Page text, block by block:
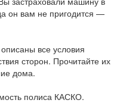
он вам не пригодится —
все условия
сторон. Прочитайте их
дома.
полиса КАСКО.